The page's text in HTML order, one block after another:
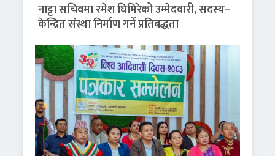
नाट्टा सचिवमा रमेश घिमिरेको उम्मेदवारी, सदस्य–
केन्द्रित संस्था निर्माण गर्ने प्रतिबद्धता